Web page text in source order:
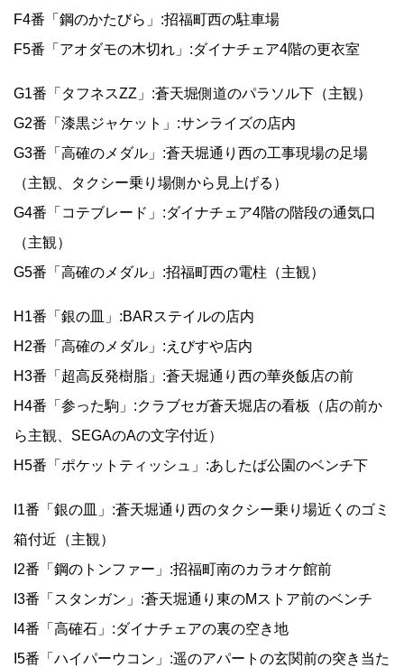
F4番「鋼のかたびら」:招福町西の駐車場
F5番「アオダモの木切れ」:ダイナチェア4階の更衣室
G1番「タフネスZZ」:蒼天堀側道のパラソル下（主観）
G2番「漆黒ジャケット」:サンライズの店内
G3番「高確のメダル」:蒼天堀通り西の工事現場の足場
（主観、タクシー乗り場側から見上げる）
G4番「コテブレード」:ダイナチェア4階の階段の通気口
（主観）
G5番「高確のメダル」:招福町西の電柱（主観）
H1番「銀の皿」:BARステイルの店内
H2番「高確のメダル」:えびすや店内
H3番「超高反発樹脂」:蒼天堀通り西の華炎飯店の前
H4番「参った駒」:クラブセガ蒼天堀店の看板（店の前か
ら主観、SEGAのAの文字付近）
H5番「ポケットティッシュ」:あしたば公園のベンチ下
I1番「銀の皿」:蒼天堀通り西のタクシー乗り場近くのゴミ
箱付近（主観）
I2番「鋼のトンファー」:招福町南のカラオケ館前
I3番「スタンガン」:蒼天堀通り東のMストア前のベンチ
I4番「高確石」:ダイナチェアの裏の空き地
I5番「ハイパーウコン」:遥のアパートの玄関前の突き当た